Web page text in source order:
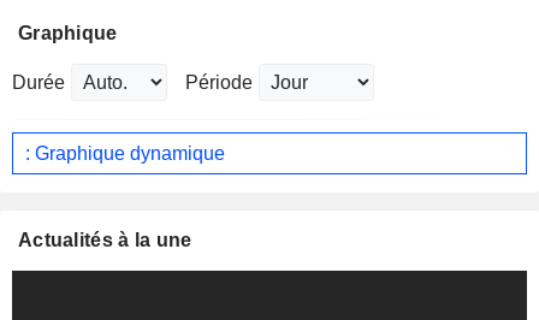
Graphique
Durée Période
: Graphique dynamique
Actualités à la une